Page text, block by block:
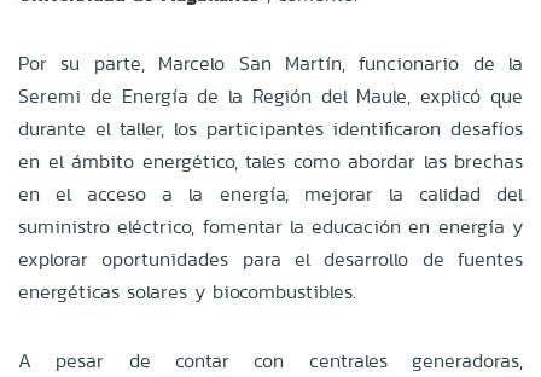
Por su parte, Marcelo San Martín, funcionario de la
Seremi de Energía de la Región del Maule, explicó que
durante el taller, los participantes identificaron desafíos
en el ámbito energético, tales como abordar las brechas
en el acceso a la energía, mejorar la calidad del
suministro eléctrico, fomentar la educación en energía y
explorar oportunidades para el desarrollo de fuentes
energéticas solares y biocombustibles.
A pesar de contar con centrales generadoras,